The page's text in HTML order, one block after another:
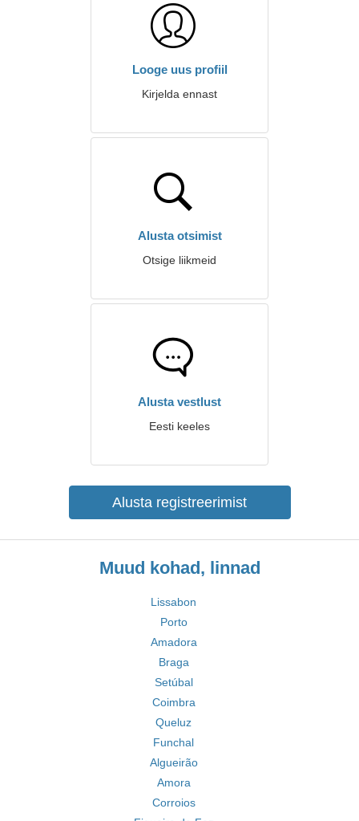
Looge uus profiil
Kirjelda ennast
Alusta otsimist
Otsige liikmeid
Alusta vestlust
Eesti keeles
Alusta registreerimist
Muud kohad, linnad
Lissabon
Porto
Amadora
Braga
Setúbal
Coimbra
Queluz
Funchal
Algueirão
Amora
Corroios